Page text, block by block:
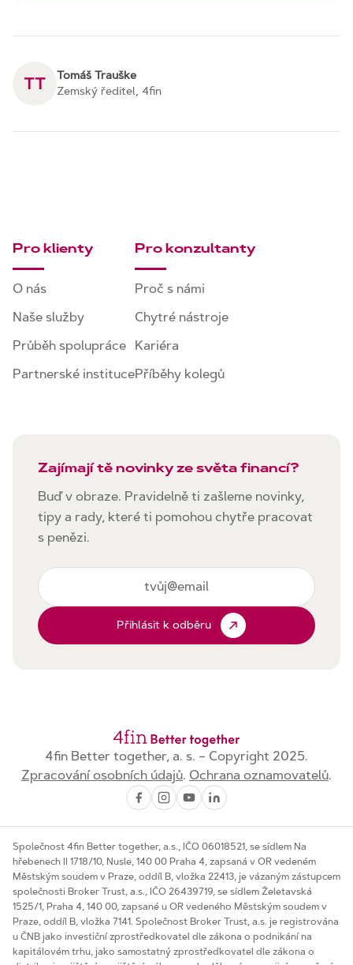
TT
Tomáš Trauške
Zemský ředitel, 4fin
Pro klienty
O nás
Naše služby
Průběh spolupráce
Partnerské instituce
Pro konzultanty
Proč s námi
Chytré nástroje
Kariéra
Příběhy kolegů
Zajímají tě novinky ze světa financí?
Buď v obraze. Pravidelně ti zašleme novinky,
tipy a rady, které ti pomohou chytře pracovat
s penězi.
Přihlásit k odběru
4fin Better together, a. s. – Copyright 2025.
Zpracování osobních údajů. Ochrana oznamovatelů.
Společnost 4fin Better together, a.s., IČO 06018521, se sídlem Na
hřebenech II 1718/10, Nusle, 140 00 Praha 4, zapsaná v OR vedeném
Městským soudem v Praze, oddíl B, vložka 22413, je vázaným zástupcem
společnosti Broker Trust, a.s., IČO 26439719, se sídlem Želetavská
1525/1, Praha 4, 140 00, zapsané u OR vedeného Městským soudem v
Praze, oddíl B, vložka 7141. Společnost Broker Trust, a.s. je registrována
u ČNB jako investiční zprostředkovatel dle zákona o podnikání na
kapitálovém trhu, jako samostatný zprostředkovatel dle zákona o